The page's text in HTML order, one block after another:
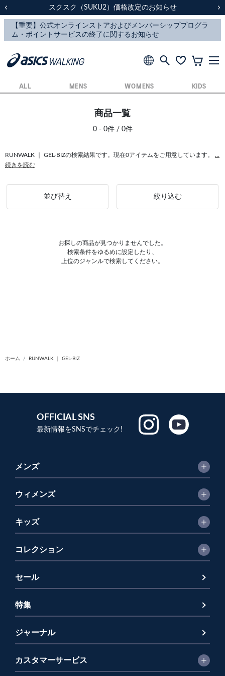
スクスク（SUKU2）価格改定のお知らせ
配送に関するお知らせ
スクスク（SUKU2）価格改定のお知らせ
配送に関するお知らせ
ALL MENS WOMENS KIDS
商品一覧
0 - 0件 / 0件
RUNWALK ｜ GEL-BIZの検索結果です。現在0アイテムをご用意しています。
続きを読む
並び替え 絞り込む
お探しの商品が見つかりませんでした。
検索条件をゆるめに設定したり、
上位のジャンルで検索してください。
ホーム RUNWALK ｜ GEL-BIZ
OFFICIAL SNS
最新情報をSNSでチェック!
メンズ
ウィメンズ
キッズ
コレクション
セール
特集
ジャーナル
カスタマーサービス